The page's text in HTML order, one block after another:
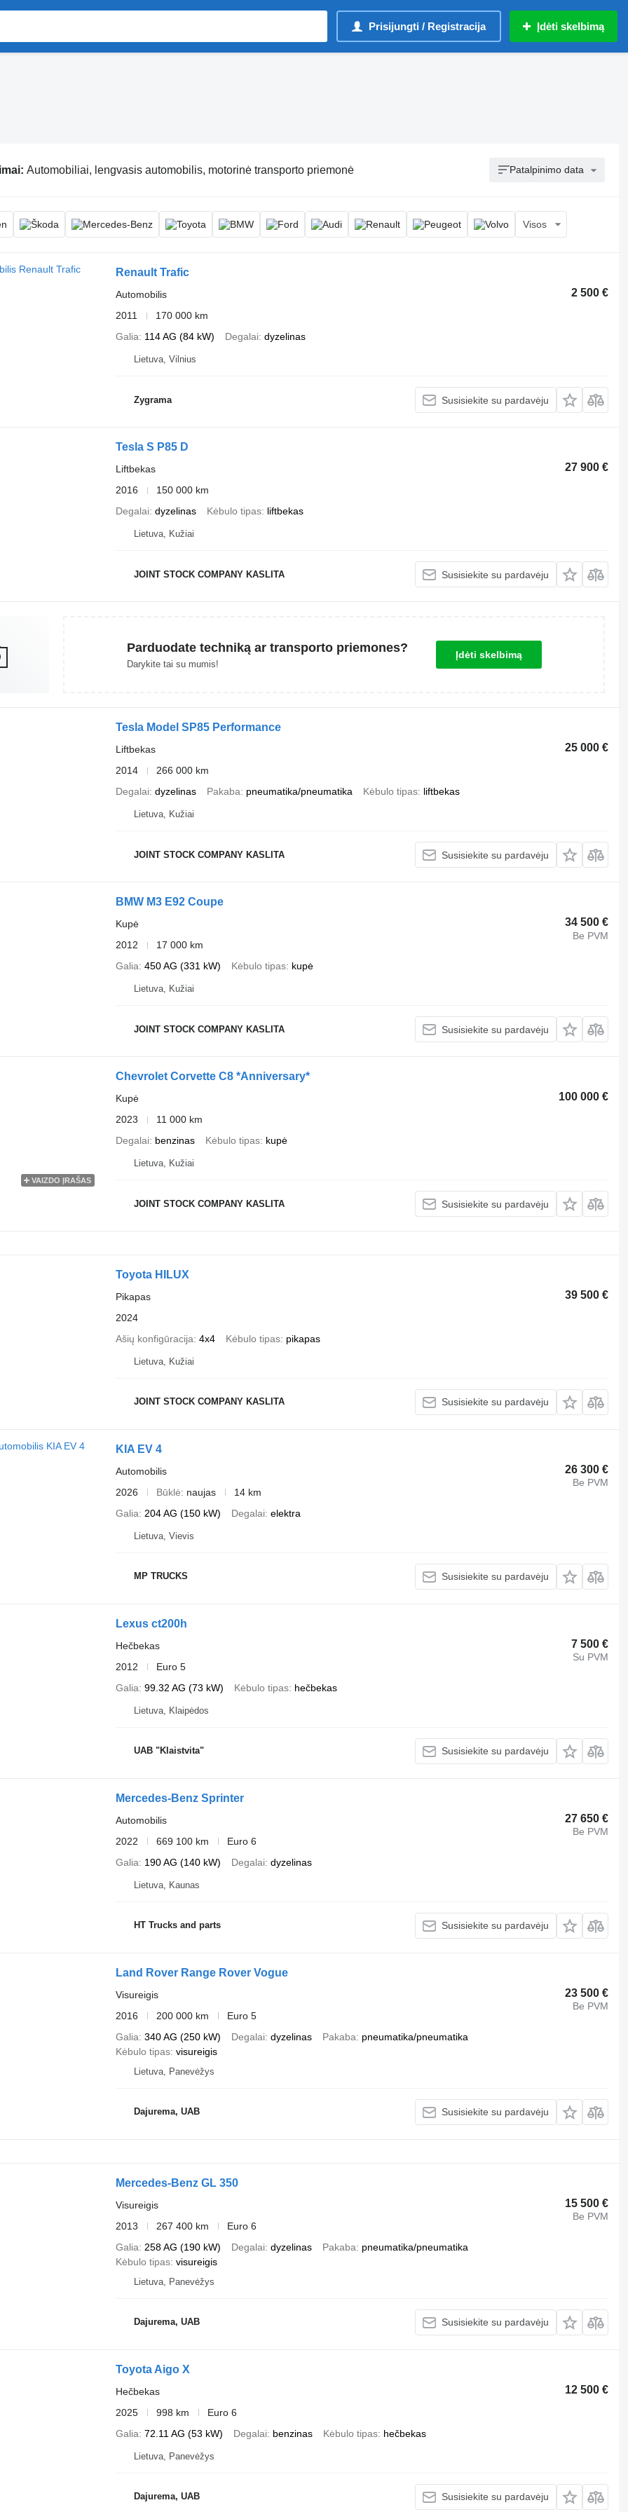
Prisijungti / Registracija Įdėti skelbimą
Automobiliai, lengvasis automobilis, motorinė transporto priemonė Patalpinimo data
Visos
Renault Trafic
2 500 €
Automobilis
2011
170 000 km
Galia
114 AG (84 kW) Degalai dyzelinas
Lietuva, Vilnius
Zygrama Susisiekite su pardavėju
Tesla S P85 D
27 900 €
Liftbekas
2016
150 000 km
Degalai dyzelinas Kėbulo tipas liftbekas
Lietuva, Kužiai
JOINT STOCK COMPANY KASLITA Susisiekite su pardavėju
Parduodate techniką ar transporto priemones?
Darykite tai su mumis!
Įdėti skelbimą
Tesla Model SP85 Performance
25 000 €
Liftbekas
2014
266 000 km
Degalai dyzelinas Pakaba pneumatika/pneumatika Kėbulo tipas liftbekas
Lietuva, Kužiai
JOINT STOCK COMPANY KASLITA Susisiekite su pardavėju
BMW M3 E92 Coupe
34 500 €
Be PVM
Kupė
2012
17 000 km
Galia 450 AG (331 kW) Kėbulo tipas kupė
Lietuva, Kužiai
JOINT STOCK COMPANY KASLITA Susisiekite su pardavėju
VAIZDO ĮRAŠAS
Chevrolet Corvette C8 *Anniversary*
100 000 €
Kupė
2023
11 000 km
Degalai benzinas Kėbulo tipas kupė
Lietuva, Kužiai
JOINT STOCK COMPANY KASLITA Susisiekite su pardavėju
Toyota HILUX
39 500 €
Pikapas
2024
Ašių konfigūracija 4x4 Kėbulo tipas pikapas
Lietuva, Kužiai
JOINT STOCK COMPANY KASLITA Susisiekite su pardavėju
KIA EV 4
26 300 €
Be PVM
Automobilis
2026
Būklė naujas
14 km
Galia
204 AG (150 kW) Degalai elektra
Lietuva, Vievis
MP TRUCKS Susisiekite su pardavėju
Lexus ct200h
7 500 €
Su PVM
Hečbekas
2012
Euro 5
Galia 99.32 AG (73 kW) Kėbulo tipas hečbekas
Lietuva, Klaipėdos
UAB "Klaistvita" Susisiekite su pardavėju
Mercedes-Benz Sprinter
27 650 €
Be PVM
Automobilis
2022
669 100 km
Euro 6
Galia
190 AG (140 kW) Degalai dyzelinas
Lietuva, Kaunas
HT Trucks and parts Susisiekite su pardavėju
Land Rover Range Rover Vogue
23 500 €
Be PVM
Visureigis
2016
200 000 km
Euro 5
Galia 340 AG (250 kW) Degalai dyzelinas Pakaba
pneumatika/pneumatika
Kėbulo tipas visureigis
Lietuva, Panevėžys
Dajurema, UAB Susisiekite su pardavėju
Mercedes-Benz GL 350
15 500 €
Be PVM
Visureigis
2013
267 400 km
Euro 6
Galia
258 AG (190 kW) Degalai dyzelinas Pakaba
pneumatika/pneumatika
Kėbulo tipas visureigis
Lietuva, Panevėžys
Dajurema, UAB Susisiekite su pardavėju
Toyota Aigo X
12 500 €
Hečbekas
2025
998 km
Euro 6
Galia 72.11 AG (53 kW) Degalai benzinas Kėbulo tipas hečbekas
Lietuva, Panevėžys
Dajurema, UAB Susisiekite su pardavėju